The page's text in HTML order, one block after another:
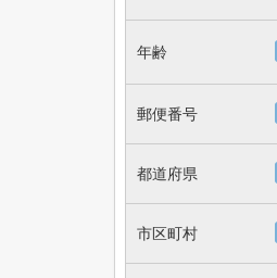
年齢
郵便番号
都道府県
市区町村